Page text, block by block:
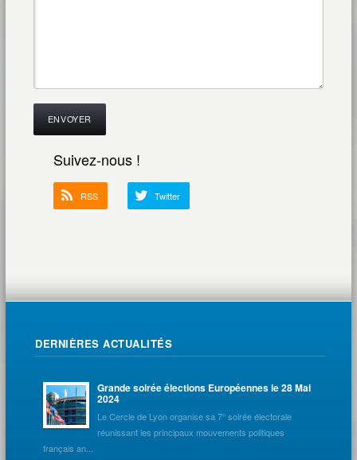
Suivez-nous !
RSS Twitter
DERNIÈRES ACTUALITÉS
Grande soirée élections Européennes le 28 Mai
2024
Le Cercle de Lyon organise sa 7° soirée électorale
réunissant les principaux mouvements politiques
français an...